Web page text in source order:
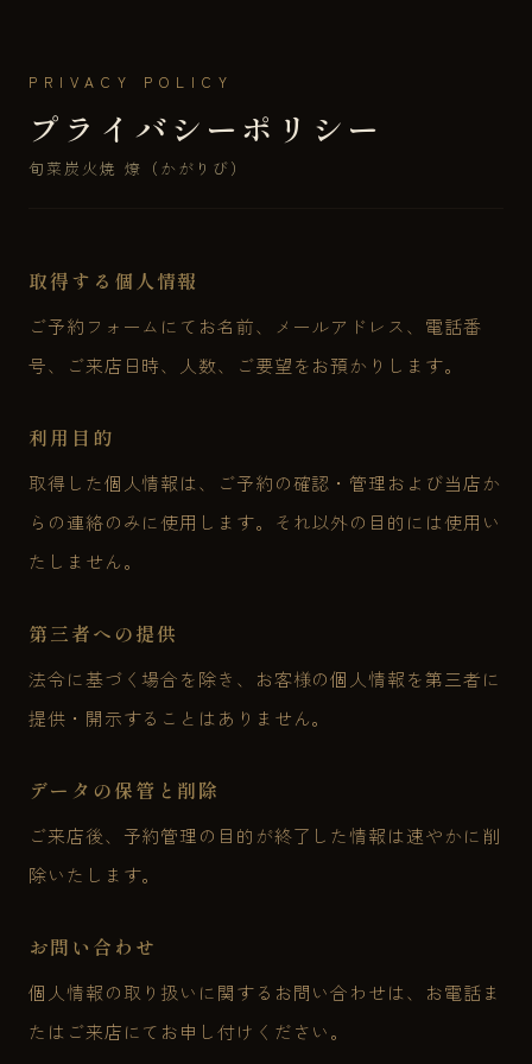
PRIVACY POLICY
プライバシーポリシー
旬菜炭火焼 燎（かがりび）
取得する個人情報
ご予約フォームにてお名前、メールアドレス、電話番
号、ご来店日時、人数、ご要望をお預かりします。
利用目的
取得した個人情報は、ご予約の確認・管理および当店か
らの連絡のみに使用します。それ以外の目的には使用い
たしません。
第三者への提供
法令に基づく場合を除き、お客様の個人情報を第三者に
提供・開示することはありません。
データの保管と削除
ご来店後、予約管理の目的が終了した情報は速やかに削
除いたします。
お問い合わせ
個人情報の取り扱いに関するお問い合わせは、お電話ま
たはご来店にてお申し付けください。